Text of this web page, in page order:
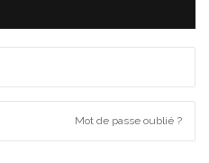
Mot de passe oublié ?